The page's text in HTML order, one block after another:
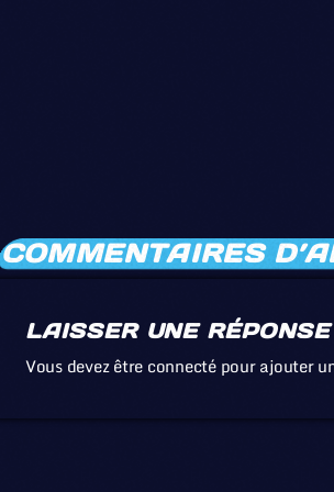
COMMENTAIRES
LAISSER UNE RÉPONSE
Vous devez être connecté pour ajouter